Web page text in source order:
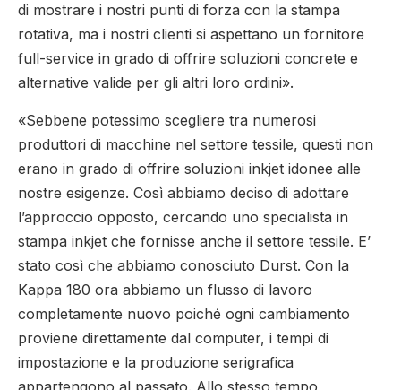
di mostrare i nostri punti di forza con la stampa
rotativa, ma i nostri clienti si aspettano un fornitore
full-service in grado di offrire soluzioni concrete e
alternative valide per gli altri loro ordini».
«Sebbene potessimo scegliere tra numerosi
produttori di macchine nel settore tessile, questi non
erano in grado di offrire soluzioni inkjet idonee alle
nostre esigenze. Così abbiamo deciso di adottare
l’approccio opposto, cercando uno specialista in
stampa inkjet che fornisse anche il settore tessile. E’
stato così che abbiamo conosciuto Durst. Con la
Kappa 180 ora abbiamo un flusso di lavoro
completamente nuovo poiché ogni cambiamento
proviene direttamente dal computer, i tempi di
impostazione e la produzione serigrafica
appartengono al passato. Allo stesso tempo,